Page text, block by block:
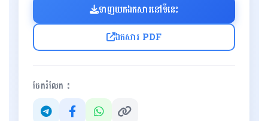
ទាញយកឯកសារនៅទីនេះ
ឯកសារ PDF
ចែករំលែក ៖